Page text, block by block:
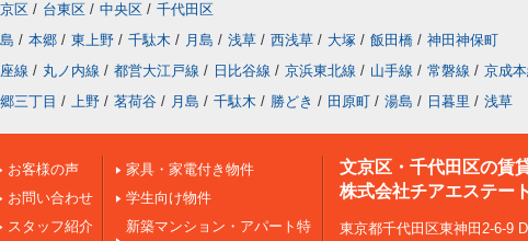
区 / 台東区 / 中央区 / 千代田区
/ 本郷 / 東上野 / 千駄木 / 月島 / 浅草 / 西浅草 / 大塚 / 飯田橋 / 神田神保町
線 / 丸ノ内線 / 都営大江戸線 / 日比谷線 / 京浜東北線 / 山手線 / 常磐線 / 京成
三丁目 / 上野 / 茗荷谷 / 月島 / 千駄木 / 勝どき / 田原町 / 湯島 / 日暮里 / 浅草
お客様の声
お問い合わせ
スタッフ紹介
家具・家電付き物件
学生向け物件
新築マンション・アパート特
文京区・千代田区の賃
株式会社チアエステート
東京都千代田区東神田2-6-9